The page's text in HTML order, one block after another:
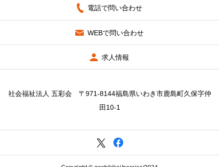
電話で問い合わせ
WEBで問い合わせ
求人情報
社会福祉法人 五彩会 〒971-8144福島県いわき市鹿島町久保字仲
田10-1